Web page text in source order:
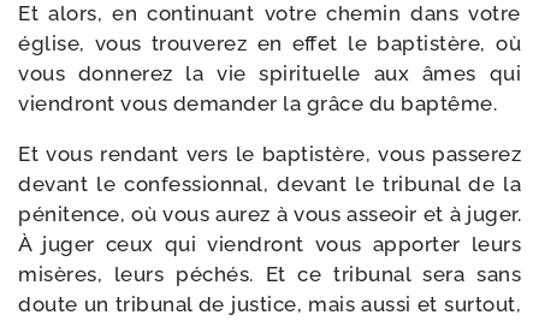
Et alors, en conti­nuant votre che­min dans votre
église, vous trou­ve­rez en effet le bap­tis­tère, où
vous don­ne­rez la vie spi­ri­tuelle aux âmes qui
vien­dront vous deman­der la grâce du baptême.
Et vous ren­dant vers le bap­tis­tère, vous pas­se­rez
devant le confes­sion­nal, devant le tri­bu­nal de la
péni­tence, où vous aurez à vous asseoir et à juger.
À juger ceux qui vien­dront vous appor­ter leurs
misères, leurs péchés. Et ce tri­bu­nal sera sans
doute un tri­bu­nal de jus­tice, mais aus­si et sur­tout,